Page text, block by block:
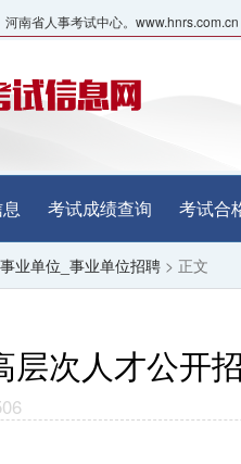
南省人事考试中心。www.hnrs.com.cn
考试成绩查询 考试合
事业单位_事业单位招聘 > 正文
层次人才公开